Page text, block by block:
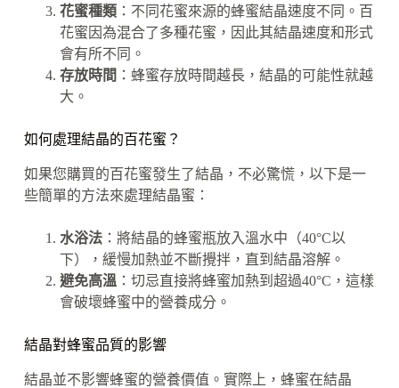
花蜜種類：不同花蜜來源的蜂蜜結晶速度不同。百
花蜜因為混合了多種花蜜，因此其結晶速度和形式
會有所不同。
存放時間 ：蜂蜜存放時間越長，結晶的可能性就越
大。
如何處理結晶的百花蜜？
如果您購買的百花蜜發生了結晶，不必驚慌，以下是一
些簡單的方法來處理結晶蜜：
水浴法：將結晶的蜂蜜瓶放入溫水中（40°C以
下），緩慢加熱並不斷攪拌，直到結晶溶解。
避免高溫 ：切忌直接將蜂蜜加熱到超過40°C，這樣
會破壞蜂蜜中的營養成分。
結晶對蜂蜜品質的影響
結晶並不影響蜂蜜的營養價值。實際上，蜂蜜在結晶